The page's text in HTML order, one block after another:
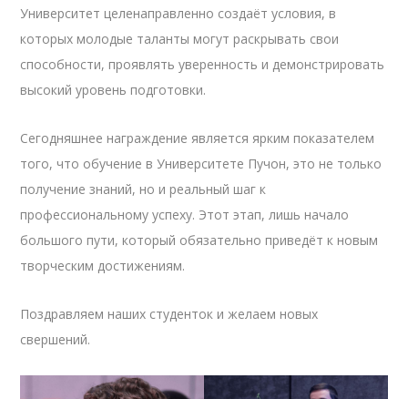
Университет целенаправленно создаёт условия, в
которых молодые таланты могут раскрывать свои
способности, проявлять уверенность и демонстрировать
высокий уровень подготовки.
Сегодняшнее награждение является ярким показателем
того, что обучение в Университете Пучон, это не только
получение знаний, но и реальный шаг к
профессиональному успеху. Этот этап, лишь начало
большого пути, который обязательно приведёт к новым
творческим достижениям.
Поздравляем наших студенток и желаем новых
свершений.